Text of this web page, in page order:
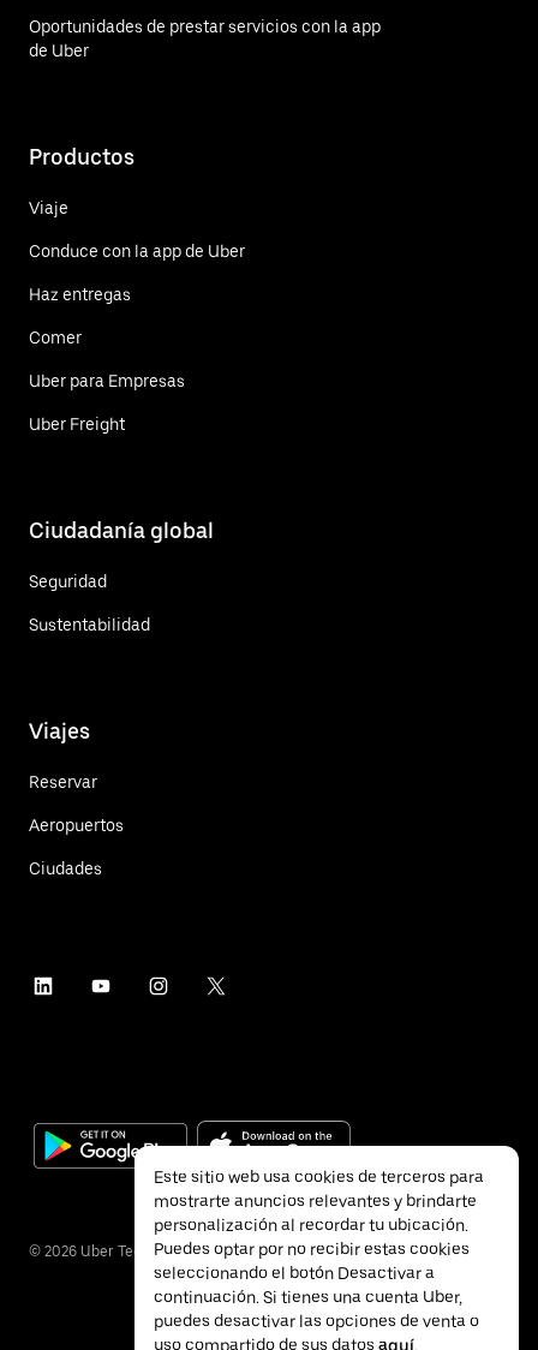
Oportunidades de prestar servicios con la app
de Uber
Productos
Viaje
Conduce con la app de Uber
Haz entregas
Comer
Uber para Empresas
Uber Freight
Ciudadanía global
Seguridad
Sustentabilidad
Viajes
Reservar
Aeropuertos
Ciudades
© 2026 Uber Technologies Inc.
Este sitio web usa cookies de terceros para
mostrarte anuncios relevantes y brindarte
personalización al recordar tu ubicación.
Puedes optar por no recibir estas cookies
seleccionando el botón Desactivar a
continuación. Si tienes una cuenta Uber,
puedes desactivar las opciones de venta o
uso compartido de sus datos aquí.